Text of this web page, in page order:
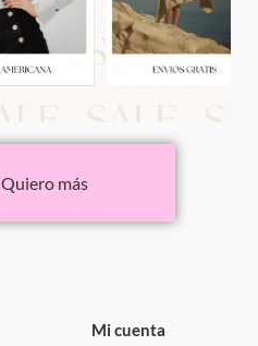
Quiero más
Mi cuenta